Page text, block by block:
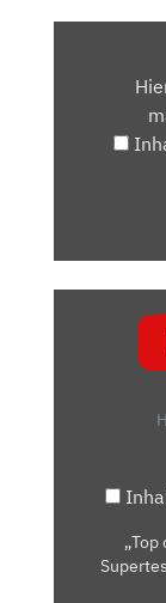
SUPERTEST